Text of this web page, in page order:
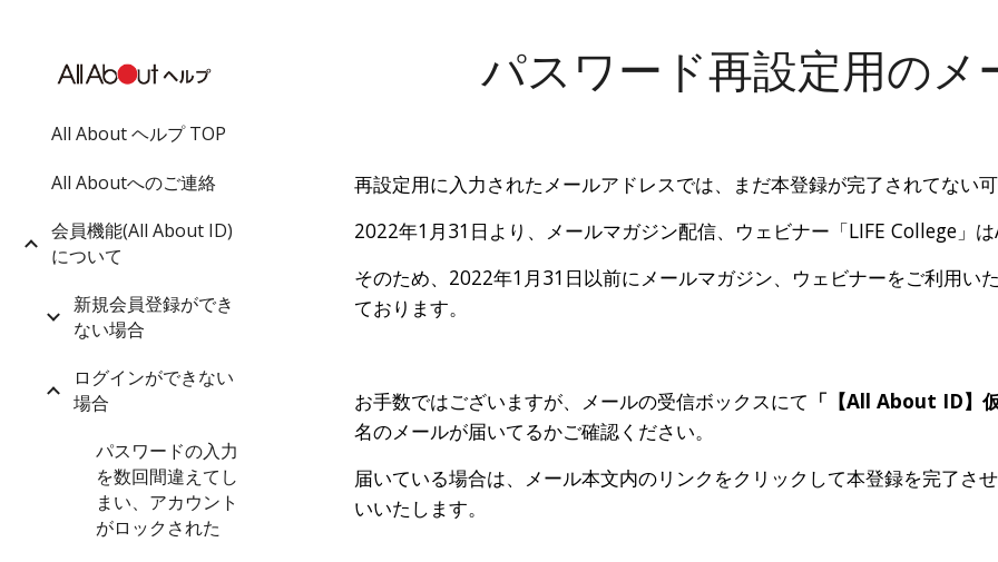
All About ヘルプ TOP
All Aboutへのご連絡
会員機能(All About ID)
について
新規会員登録ができ
ない場合
ログインができない
場合
パスワードの入力
を数回間違えてし
まい、アカウント
がロックされた
パスワード再設定用のメ
再設定用に入力されたメールアドレスでは、まだ本登録が完了されてない可
2022年1月31日より、メールマガジン配信、ウェビナー「LIFE College」
そのため、2022年1月31日以前にメールマガジン、ウェビナーをご利用
ております。
お手数ではございますが、メールの受信ボックスにて 「【All About ID】
名のメールが届いてるかご確認ください。
届いている場合は、メール本文内のリンクをクリックして本登録を完了さ
いいたします。